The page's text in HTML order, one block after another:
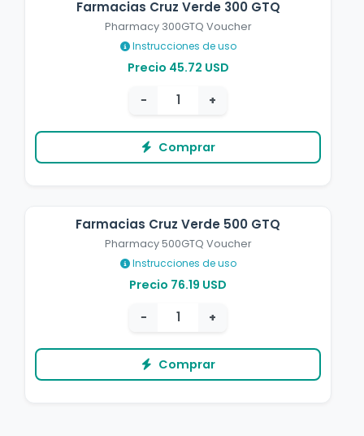
Farmacias Cruz Verde 300 GTQ
Pharmacy 300GTQ Voucher
Instrucciones de uso
Precio 45.72 USD
−
+
Comprar
Farmacias Cruz Verde 500 GTQ
Pharmacy 500GTQ Voucher
Instrucciones de uso
Precio 76.19 USD
−
+
Comprar